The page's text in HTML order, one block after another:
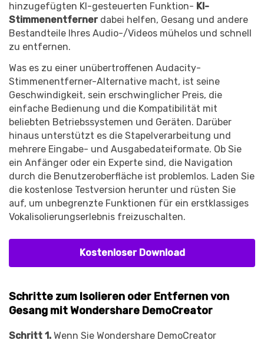
hinzugefügten KI-gesteuerten Funktion- KI-
Stimmenentferner dabei helfen, Gesang und andere
Bestandteile Ihres Audio-/Videos mühelos und schnell
zu entfernen.
Was es zu einer unübertroffenen Audacity-
Stimmenentferner-Alternative macht, ist seine
Geschwindigkeit, sein erschwinglicher Preis, die
einfache Bedienung und die Kompatibilität mit
beliebten Betriebssystemen und Geräten. Darüber
hinaus unterstützt es die Stapelverarbeitung und
mehrere Eingabe- und Ausgabedateiformate. Ob Sie
ein Anfänger oder ein Experte sind, die Navigation
durch die Benutzeroberfläche ist problemlos. Laden Sie
die kostenlose Testversion herunter und rüsten Sie
auf, um unbegrenzte Funktionen für ein erstklassiges
Vokalisolierungserlebnis freizuschalten.
Kostenloser Download
Schritte zum Isolieren oder Entfernen von
Gesang mit Wondershare DemoCreator
Schritt 1. Wenn Sie Wondershare DemoCreator